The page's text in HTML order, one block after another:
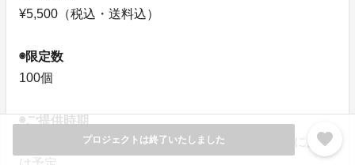
プロジェクトは終了いたしました favorite
¥5,500（税込・送料込）
◉限定数
100個
◉ご提供時期
7月以降順次発送開始、大会終了後、約30日以内にお届